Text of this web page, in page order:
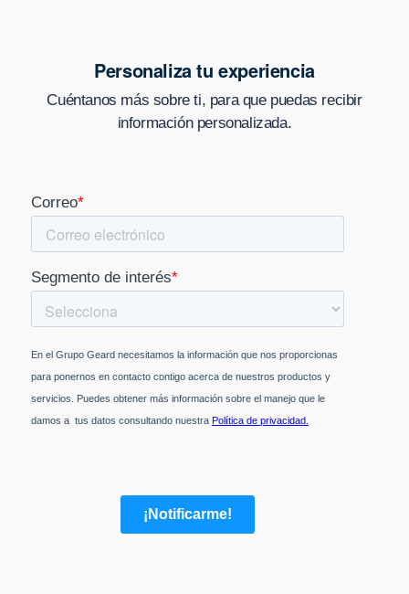
Personaliza tu experiencia
Cuéntanos más sobre ti, para que puedas recibir
información personalizada.